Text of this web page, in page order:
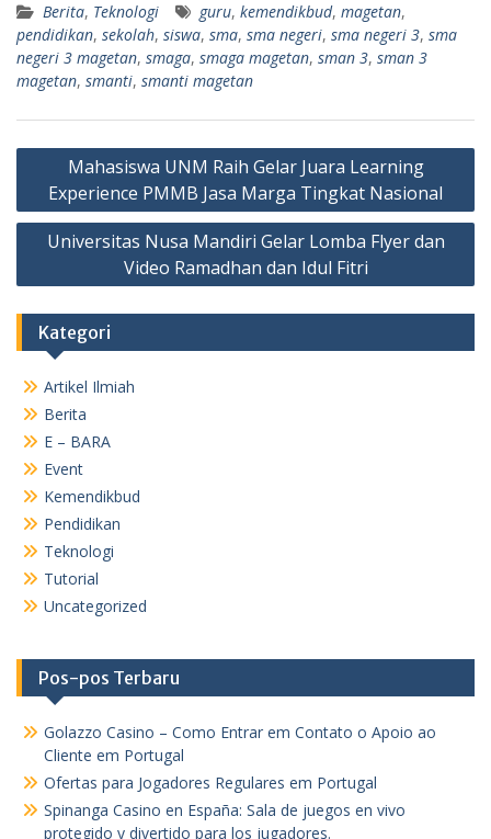
Berita, Teknologi guru, kemendikbud, magetan,
pendidikan, sekolah, siswa, sma, sma negeri, sma negeri 3, sma
negeri 3 magetan, smaga, smaga magetan, sman 3, sman 3
magetan, smanti, smanti magetan
Navigasi
pos
Mahasiswa UNM Raih Gelar Juara Learning
Experience PMMB Jasa Marga Tingkat Nasional
Universitas Nusa Mandiri Gelar Lomba Flyer dan
Video Ramadhan dan Idul Fitri
Kategori
Artikel Ilmiah
Berita
E – BARA
Event
Kemendikbud
Pendidikan
Teknologi
Tutorial
Uncategorized
Pos-pos Terbaru
Golazzo Casino – Como Entrar em Contato o Apoio ao
Cliente em Portugal
Ofertas para Jogadores Regulares em Portugal
Spinanga Casino en España: Sala de juegos en vivo
protegido y divertido para los jugadores.